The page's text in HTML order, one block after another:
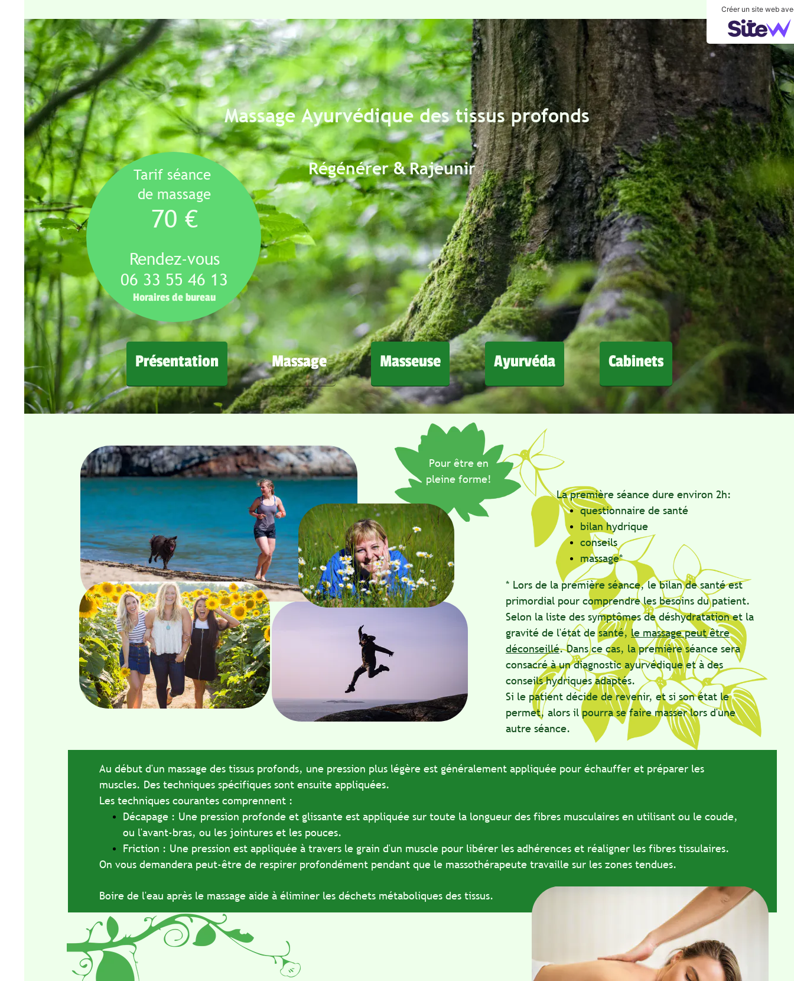
Créer un site web avec
Présentation Massage Masseuse Ayurvéda Cabinets
Massage Ayurvédiquedes tissus profonds
Régénérer&Rajeunir
Tarifséance
de massage
70 €
Rendez-vous
06 33 55 46 13
Horaires de bureau
Pour être en
pleine forme!
La première séance dure environ 2h:
questionnaire de santé
bilan hydrique
conseils
massage*
* Lors de la première séance, le bilan de santé est
primordial pour comprendre les besoins du patient.
Selon la liste des symptômes de déshydratation et la
gravité de l'état de santé,le massage peut être
déconseillé.Dans ce cas, la première séance sera
consacré à un diagnostic ayurvédique et à des
conseils hydriques adaptés.
Si le patient décide de revenir, et si son état le
permet, alors il pourra se faire masser lors d'une
autre séance.
Au début d'un massage des tissus profonds, une pression plus légère est généralement appliquée pour échauffer et préparer les
muscles. Des techniques spécifiques sont ensuite appliquées.
Les techniques courantes comprennent :
Décapage : Une pression profonde et glissante est appliquée sur toute la longueur des fibres musculaires en utilisant ou le coude,
ou l'avant-bras, ou les jointures et les pouces.
Friction : Une pression est appliquée à travers le grain d'un muscle pour libérer les adhérences et réaligner les fibres tissulaires.
On vous demandera peut-être de respirer profondément pendant que le massothérapeute travaille sur les zones tendues.
Boire de l'eau après le massage aide à éliminer les déchets métaboliques des tissus.